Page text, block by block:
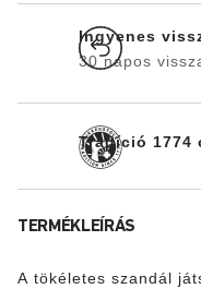
Ingyenes
30 napos
Tradíció 1774
TERMÉKLEÍRÁS
A tökéletes szandál